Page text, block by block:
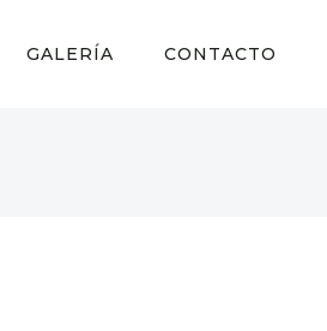
GALERÍA CONTACTO